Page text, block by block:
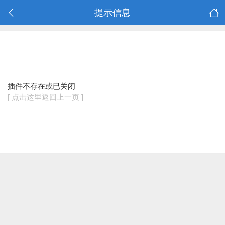
提示信息
插件不存在或已关闭
[ 点击这里返回上一页 ]